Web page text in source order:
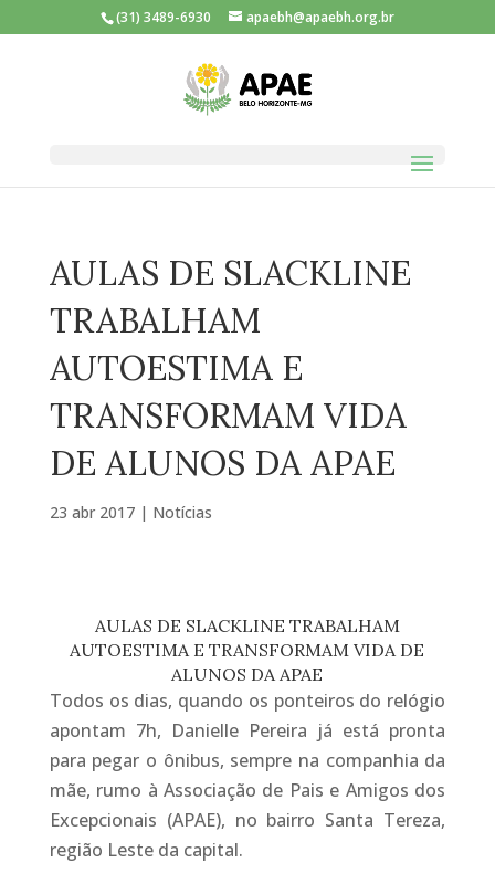
(31) 3489-6930 apaebh@apaebh.org.br
AULAS DE SLACKLINE
TRABALHAM
AUTOESTIMA E
TRANSFORMAM VIDA
DE ALUNOS DA APAE
23 abr 2017| Notícias
AULAS DE SLACKLINE TRABALHAM
AUTOESTIMA E TRANSFORMAM VIDA DE
ALUNOS DA APAE
Todos os dias, quando os ponteiros do relógio
apontam 7h, Danielle Pereira já está pronta
para pegar o ônibus, sempre na companhia da
mãe, rumo à Associação de Pais e Amigos dos
Excepcionais (APAE), no bairro Santa Tereza,
região Leste da capital.